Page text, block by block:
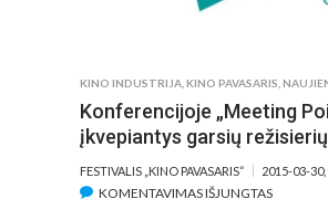
KINO INDUSTRIJA KINO PAVASARIS
Konferencijoje „Meeting
įkvepiantys garsių
FESTIVALIS „KINO PAVASARIS“ 2015-03-
KOMENTAVIMAS IŠJUNGTASĮRAŠE